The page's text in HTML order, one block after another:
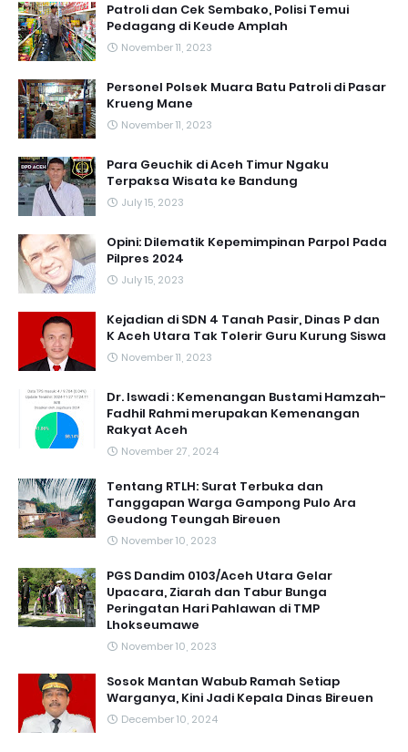
Patroli dan Cek Sembako, Polisi Temui
Pedagang di Keude Amplah
November 11, 2023
Personel Polsek Muara Batu Patroli di Pasar
Krueng Mane
November 11, 2023
Para Geuchik di Aceh Timur Ngaku
Terpaksa Wisata ke Bandung
July 15, 2023
Opini: Dilematik Kepemimpinan Parpol Pada
Pilpres 2024
July 15, 2023
Kejadian di SDN 4 Tanah Pasir, Dinas P dan
K Aceh Utara Tak Tolerir Guru Kurung Siswa
November 11, 2023
Dr. Iswadi : Kemenangan Bustami Hamzah-
Fadhil Rahmi merupakan Kemenangan
Rakyat Aceh
November 27, 2024
Tentang RTLH: Surat Terbuka dan
Tanggapan Warga Gampong Pulo Ara
Geudong Teungah Bireuen
November 10, 2023
PGS Dandim 0103/Aceh Utara Gelar
Upacara, Ziarah dan Tabur Bunga
Peringatan Hari Pahlawan di TMP
Lhokseumawe
November 10, 2023
Sosok Mantan Wabub Ramah Setiap
Warganya, Kini Jadi Kepala Dinas Bireuen
December 10, 2024